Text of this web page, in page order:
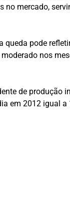
no mercado,
queda pode
nos
de
em 2012 igual a